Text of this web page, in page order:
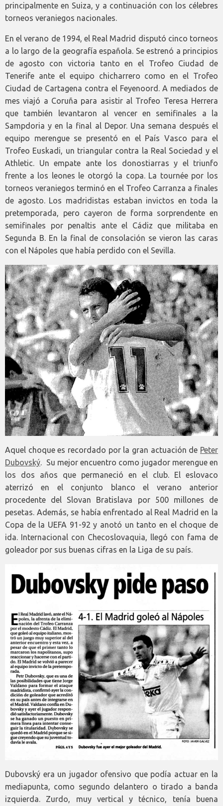
principalmente en Suiza, y a continuación con los célebres
torneos veraniegos nacionales.
En el verano de 1994, el Real Madrid disputó cinco torneos
a lo largo de la geografía española. Se estrenó a principios
de agosto con victoria tanto en el Trofeo Ciudad de
Tenerife ante el equipo chicharrero como en el Trofeo
Ciudad de Cartagena contra el Feyenoord. A mediados de
mes viajó a Coruña para asistir al Trofeo Teresa Herrera
que también levantaron al vencer en semifinales a la
Sampdoria y en la final al Depor. Una semana después el
equipo merengue se presentó en el País Vasco para el
Trofeo Euskadi, un triangular contra la Real Sociedad y el
Athletic. Un empate ante los donostiarras y el triunfo
frente a los leones le otorgó la copa. La tournée por los
torneos veraniegos terminó en el Trofeo Carranza a finales
de agosto. Los madridistas estaban invictos en toda la
pretemporada, pero cayeron de forma sorprendente en
semifinales por penaltis ante el Cádiz que militaba en
Segunda B. En la final de consolación se vieron las caras
con el Nápoles que había perdido con el Sevilla.
Aquel choque es recordado por la gran actuación de Peter
Dubovský. Su mejor encuentro como jugador merengue en
los dos años que permaneció en el club. El eslovaco
aterrizó en el conjunto blanco el verano anterior
procedente del Slovan Bratislava por 500 millones de
pesetas. Además, se había enfrentado al Real Madrid en la
Copa de la UEFA 91-92 y anotó un tanto en el choque de
ida. Internacional con Checoslovaquia, llegó con fama de
goleador por sus buenas cifras en la Liga de su país.
Dubovský era un jugador ofensivo que podía actuar en la
mediapunta, como segundo delantero o tirado a banda
izquierda. Zurdo, muy vertical y técnico, tenía buena